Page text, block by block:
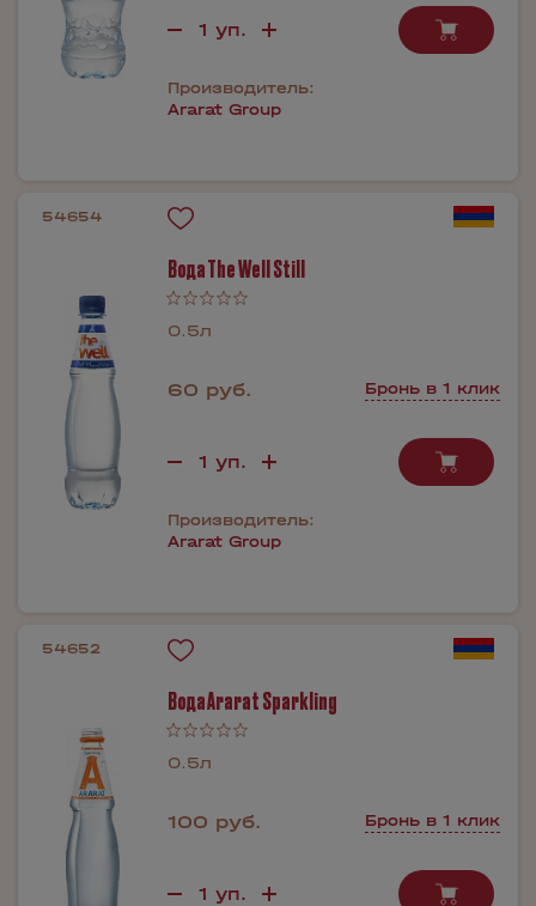
Производитель:
Ararat Group
54654
Вода The Well Still
0.5л
60 руб. Бронь в 1 клик
Производитель:
Ararat Group
54652
Вода Ararat Sparkling
0.5л
100 руб. Бронь в 1 клик